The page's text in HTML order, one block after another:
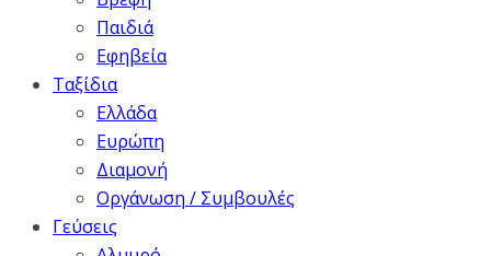
Παιδιά
Εφηβεία
Ταξίδια
Ελλάδα
Ευρώπη
Διαμονή
Οργάνωση / Συμβουλές
Γεύσεις